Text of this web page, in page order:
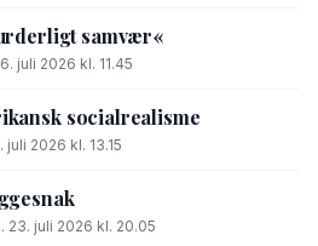
samvær«
juli 2026 kl. 11.45
socialrealisme
2026 kl. 13.15
23. juli 2026 kl. 20.05